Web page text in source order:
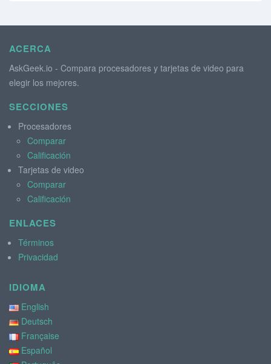
ACERCA
AskGeek.io - Compara procesadores y tarjetas de video para
elegir los mejores.
SECCIONES
Procesadores
Comparar
Calificación
Tarjetas de video
Comparar
Calificación
ENLACES
Términos
Privacidad
IDIOMA
English
Deutsch
Française
Español